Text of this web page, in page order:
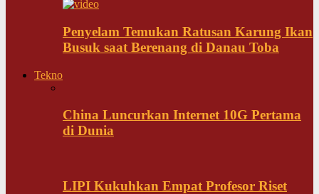
Penyelam Temukan Ratusan Karung Ikan
Busuk saat Berenang di Danau Toba
Tekno
China Luncurkan Internet 10G Pertama
di Dunia
LIPI Kukuhkan Empat Profesor Riset